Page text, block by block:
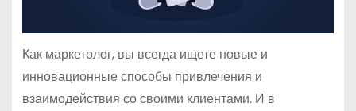
Как маркетолог, вы всегда ищете новые и
инновационные способы привлечения и
взаимодействия со своими клиентами. И в